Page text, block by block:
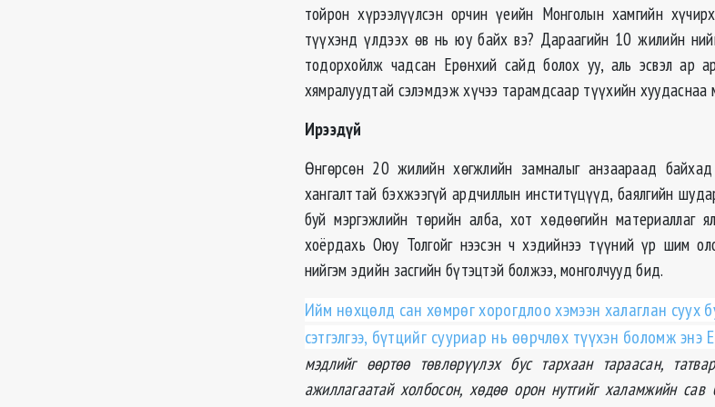
тойрон хүрээлүүлсэн орчин үеийн Монголын хамгийн
түүхэнд үлдээх өв нь юу байх вэ? Дараагийн 10 жилийн
тодорхойлж чадсан Ерөнхий сайд болох уу, аль эсвэл ар
хямралуудтай сэлэмдэж хүчээ тарамдсаар түүхийн хуудаснаа
Ирээдүй
Өнгөрсөн 20 жилийн хөгжлийн замналыг анзаараад
хангалттай бэхжээгүй ардчиллын инститүцүүд, баялгийн
буй мэргэжлийн төрийн алба, хот хөдөөгийн материаллаг
хоёрдахь Оюу Толгойг нээсэн ч хэдийнээ түүний үр шим
нийгэм эдийн засгийн бүтэцтэй болжээ, монголчууд бид.
Ийм нөхцөлд сан хөмрөг хорогдлоо хэмээн халаглан суух
сэтгэлгээ, бүтцийг сууриар нь өөрчлөх түүхэн боломж
мэдлийг өөртөө төвлөрүүлэх бус тархаан тараасан,
ажиллагаатай холбосон, хөдөө орон нутгийг халамжийн сав